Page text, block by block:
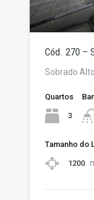
Cód. 270 –
Sobrado
Quartos
3
Tamanho do
1200